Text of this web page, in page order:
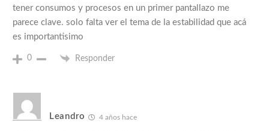
tener consumos y procesos en un primer pantallazo me
parece clave. solo falta ver el tema de la estabilidad que acá
es importantisimo
0 Responder
Leandro 4 años hace